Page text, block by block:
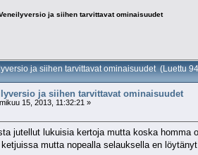
ja siihen tarvittavat ominaisuudet
ja siihen tarvittavat ominaisuudet (Luettu
ja siihen tarvittavat ominaisuudet
15, 2013, 11:32:21 »
jutellut lukuisia kertoja mutta koska homma
mutta nopealla selauksella en